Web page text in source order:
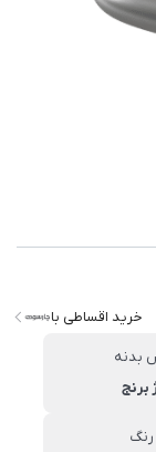
خرید اقساطی با
بدنه
برنج
رنگ